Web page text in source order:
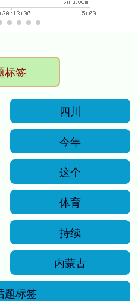
标签
四川
今年
这个
体育
持续
内蒙古
题标签